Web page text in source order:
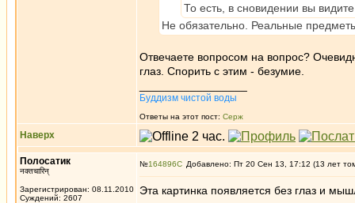
То есть, в сновидении вы
Не обязательно. Реальные
Отвечаете вопросом на вопрос?
глаз. Спорить с этим - безумие.
Буддизм чистой воды
Ответы на этот пост: Серж
Наверх
Полосатик
नक्तचारिन्
Зарегистрирован: 08.11.2010
Суждений: 2607
№164896 Добавлено: Пт 20 Сен 13, 17:12 (13 лет
Эта картинка появляется без глаз и